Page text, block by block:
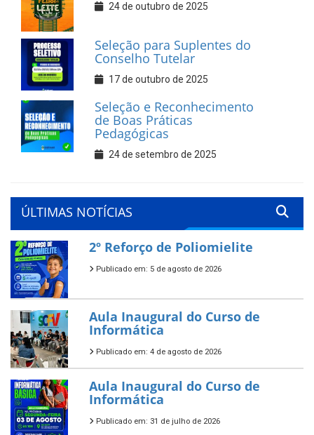
24 de outubro de 2025
Seleção para Suplentes do
Conselho Tutelar
17 de outubro de 2025
Seleção e Reconhecimento
de Boas Práticas
Pedagógicas
24 de setembro de 2025
ÚLTIMAS NOTÍCIAS
2º Reforço de Poliomielite
Publicado em: 5 de agosto de 2026
Aula Inaugural do Curso de
Informática
Publicado em: 4 de agosto de 2026
Aula Inaugural do Curso de
Informática
Publicado em: 31 de julho de 2026